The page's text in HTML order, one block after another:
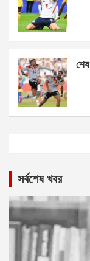
সর্বশেষ খবর